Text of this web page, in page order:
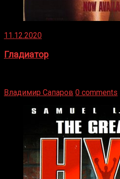
11.12.2020
Гладиатор
Владимир Сапаров 0 comments